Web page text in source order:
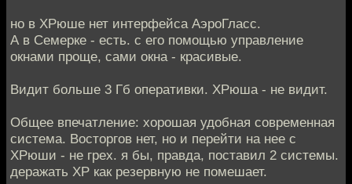
но в ХРюше нет интерфейса АэроГласс.
А в Семерке - есть. с его помощью управление
окнами проще, сами окна - красивые.
Видит больше 3 Гб оперативки. ХРюша - не видит.
Общее впечатление: хорошая удобная современная
система. Восторгов нет, но и перейти на нее с
ХРюши - не грех. я бы, правда, поставил 2 системы.
деражать ХР как резервную не помешает.